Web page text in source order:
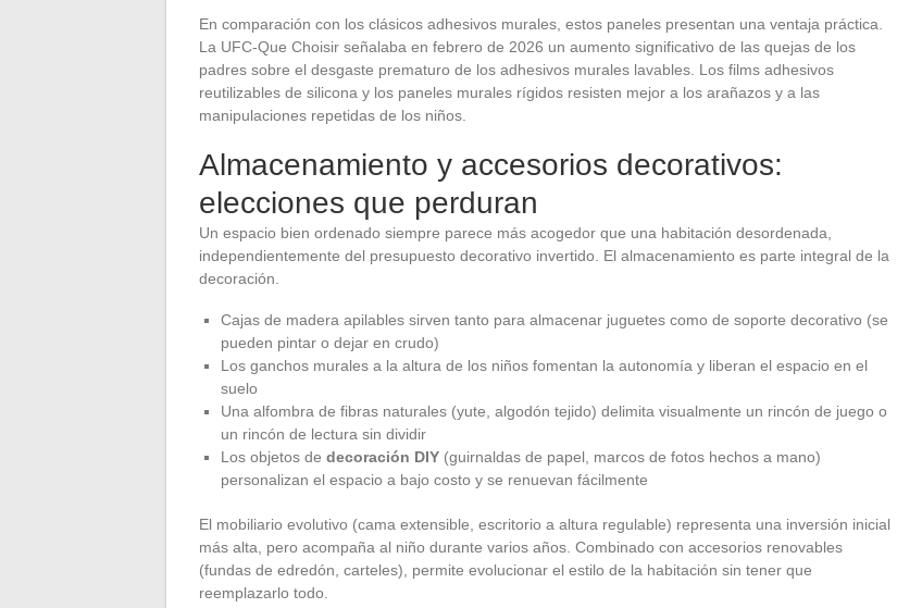
En comparación con los clásicos adhesivos murales, estos paneles presentan una ventaja práctica.
La UFC-Que Choisir señalaba en febrero de 2026 un aumento significativo de las quejas de los
padres sobre el desgaste prematuro de los adhesivos murales lavables. Los films adhesivos
reutilizables de silicona y los paneles murales rígidos resisten mejor a los arañazos y a las
manipulaciones repetidas de los niños.
Almacenamiento y accesorios decorativos:
elecciones que perduran
Un espacio bien ordenado siempre parece más acogedor que una habitación desordenada,
independientemente del presupuesto decorativo invertido. El almacenamiento es parte integral de la
decoración.
Cajas de madera apilables sirven tanto para almacenar juguetes como de soporte decorativo (se
pueden pintar o dejar en crudo)
Los ganchos murales a la altura de los niños fomentan la autonomía y liberan el espacio en el
suelo
Una alfombra de fibras naturales (yute, algodón tejido) delimita visualmente un rincón de juego o
un rincón de lectura sin dividir
Los objetos de decoración DIY (guirnaldas de papel, marcos de fotos hechos a mano)
personalizan el espacio a bajo costo y se renuevan fácilmente
El mobiliario evolutivo (cama extensible, escritorio a altura regulable) representa una inversión inicial
más alta, pero acompaña al niño durante varios años. Combinado con accesorios renovables
(fundas de edredón, carteles), permite evolucionar el estilo de la habitación sin tener que
reemplazarlo todo.